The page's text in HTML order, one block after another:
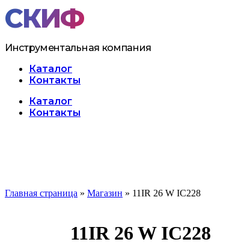
Перейти
к
содержимому
Инструментальная компания
Каталог
Контакты
МенюКаталог
Контакты
Главная страница » Магазин » 11IR 26 W IC228
11IR 26 W IC228